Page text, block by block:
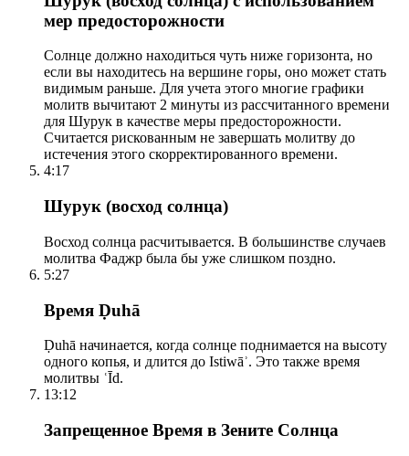
мер предосторожности
Солнце должно находиться чуть ниже горизонта, но
если вы находитесь на вершине горы, оно может стать
видимым раньше. Для учета этого многие графики
молитв вычитают 2 минуты из рассчитанного времени
для Шурук в качестве меры предосторожности.
Считается рискованным не завершать молитву до
истечения этого скорректированного времени.
4:17
Шурук (восход солнца)
Восход солнца расчитывается. В большинстве случаев
молитва Фаджр была бы уже слишком поздно.
5:27
Время Ḍuhā
Ḍuhā начинается, когда солнце поднимается на высоту
одного копья, и длится до Istiwāʾ. Это также время
молитвы ʿĪd.
13:12
Запрещенное Время в Зените Солнца